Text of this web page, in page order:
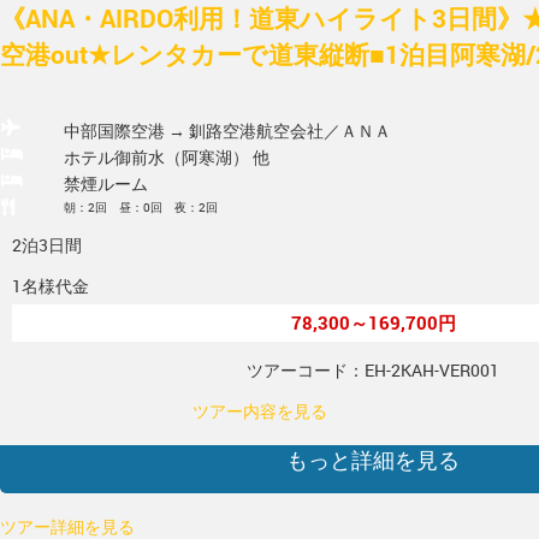
《ANA・AIRDO利用！道東ハイライト3日間
空港out★レンタカーで道東縦断■1泊目阿寒湖
中部国際空港 → 釧路空港航空会社／ＡＮＡ
ホテル御前水（阿寒湖） 他
禁煙ルーム
朝：2回 昼：0回 夜：2回
2泊3日間
1名様代金
78,300～169,700円
ツアーコード：EH-2KAH-VER001
ツアー内容を見る
もっと詳細を見る
ツアー詳細を見る